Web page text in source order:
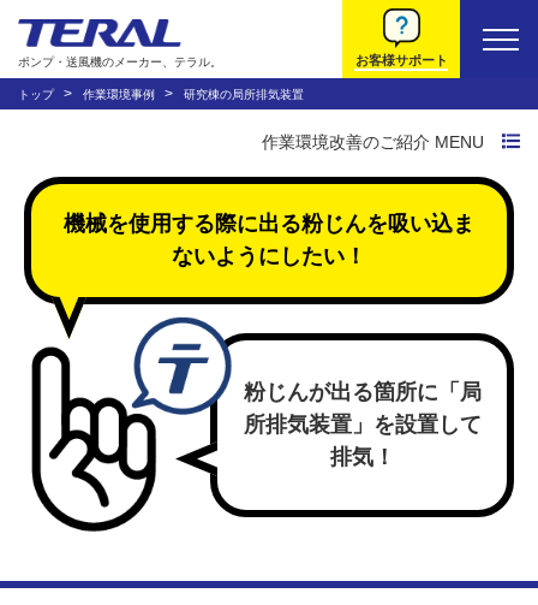
ポンプ・送風機のメーカー、テラル。 お客様サポート
トップ 作業環境事例 研究棟の局所排気装置
作業環境改善のご紹介 MENU
作業環境改善トップ
作業環境改善の流れ
トラブルから探す
システムから探す
動画で説明する法規
環境改善装置について
機械を使用する際に出る粉じんを吸い込ま
ないようにしたい！
粉じんが出る箇所に「局
所排気装置」を設置して
排気！